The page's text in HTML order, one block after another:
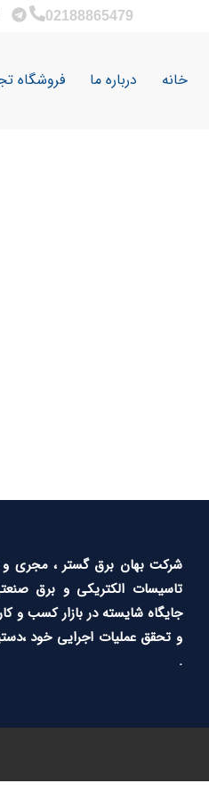
02188865479
خانه درباره ما فروشگاه
شرکت بهان برق گستر ، مجری و
تاسیسات الکتریکی و برق
جایگاه شایسته در بازار کسب و
و تحقق عملیات اجرایی خود
.